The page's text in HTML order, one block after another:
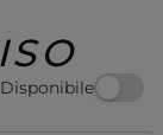
Disponibile